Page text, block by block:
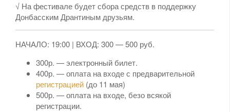
√ На фестивале будет сбора средств в поддержку
Донбасским Дрантиным друзьям.
НАЧАЛО: 19:00 | ВХОД: 300 — 500 руб.
300р. — электронный билет.
400р. — оплата на входе с предварительной
регистрацией (до 11 мая)
500р. — оплата на входе, безо всякой
регистрации.